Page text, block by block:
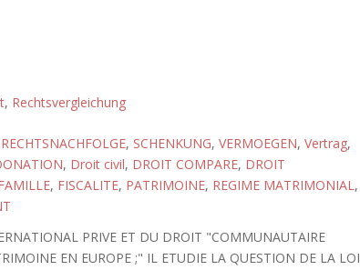
, Rechtsvergleichung
RECHTSNACHFOLGE, SCHENKUNG, VERMOEGEN, Vertrag,
, Droit civil, DROIT COMPARE, DROIT
, FISCALITE, PATRIMOINE, REGIME MATRIMONIAL,
PRIVE ET DU DROIT "COMMUNAUTAIRE
EN EUROPE ;" IL ETUDIE LA QUESTION DE LA LOI